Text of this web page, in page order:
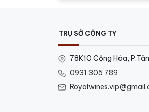
TRỤ SỞ CÔNG TY
78K10 Cộng Hòa,
0931 305 789